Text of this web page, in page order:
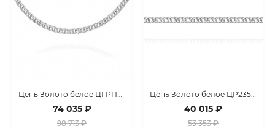
Цепь Золото белое ЦГРП240СА2-А58
74 035 ₽
98 713 ₽
Цепь Золото белое ЦР235А2-А58
40 015 ₽
53 353 ₽